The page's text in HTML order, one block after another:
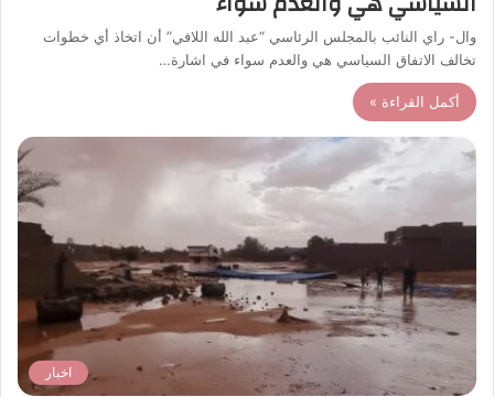
وال- راي النائب بالمجلس الرئاسي “عبد الله اللافي” أن اتخاذ أي خطوات
تخالف الاتفاق السياسي هي والعدم سواء في اشارة…
أكمل القراءة »
اخبار